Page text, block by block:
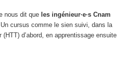
nous dit que les ingénieur·e·s Cnam
cursus comme le sien suivi, dans la
(HTT) d’abord, en apprentissageensuite